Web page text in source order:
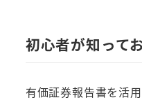
初心者が知って
有価証券報告書を活